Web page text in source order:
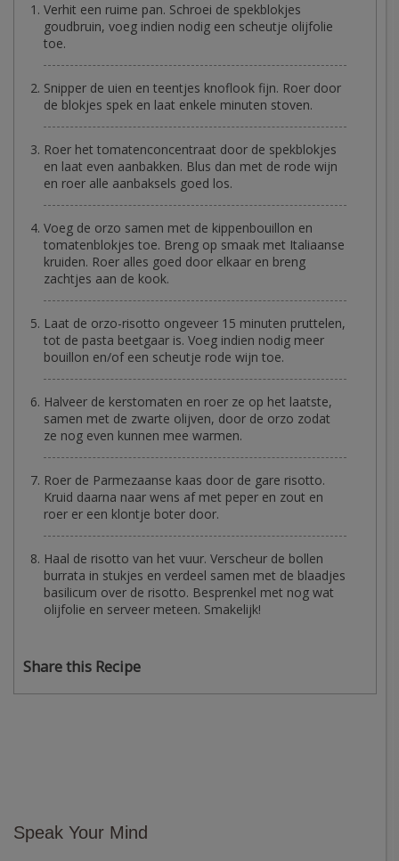
Verhit een ruime pan. Schroei de spekblokjes
goudbruin, voeg indien nodig een scheutje olijfolie
toe.
Snipper de uien en teentjes knoflook fijn. Roer door
de blokjes spek en laat enkele minuten stoven.
Roer het tomatenconcentraat door de spekblokjes
en laat even aanbakken. Blus dan met de rode wijn
en roer alle aanbaksels goed los.
Voeg de orzo samen met de kippenbouillon en
tomatenblokjes toe. Breng op smaak met Italiaanse
kruiden. Roer alles goed door elkaar en breng
zachtjes aan de kook.
Laat de orzo-risotto ongeveer 15 minuten pruttelen,
tot de pasta beetgaar is. Voeg indien nodig meer
bouillon en/of een scheutje rode wijn toe.
Halveer de kerstomaten en roer ze op het laatste,
samen met de zwarte olijven, door de orzo zodat
ze nog even kunnen mee warmen.
Roer de Parmezaanse kaas door de gare risotto.
Kruid daarna naar wens af met peper en zout en
roer er een klontje boter door.
Haal de risotto van het vuur. Verscheur de bollen
burrata in stukjes en verdeel samen met de blaadjes
basilicum over de risotto. Besprenkel met nog wat
olijfolie en serveer meteen. Smakelijk!
Share this Recipe
Speak Your Mind